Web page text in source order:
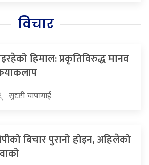
विचार
हिमाल: प्रकृतिविरुद्ध मानव
सुदृष्टी चापागाई
बिचार पुरानो होइन, अहिलेको